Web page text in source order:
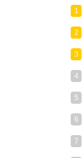
1
2
3
4
5
6
7